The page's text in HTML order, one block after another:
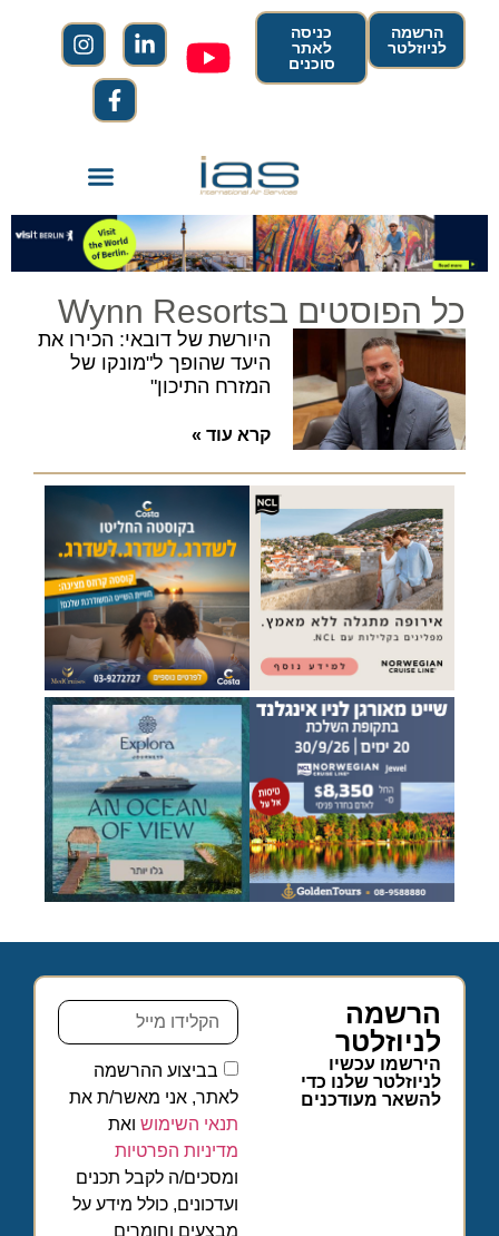
הרשמה
לניוזלטר
כניסה
לאתר
סוכנים
כל הפוסטים בWynn Resorts
היורשת של דובאי: הכירו את
היעד שהופך ל"מונקו של
המזרח התיכון"
קרא עוד »
הרשמה
לניוזלטר
הירשמו עכשיו
לניוזלטר שלנו כדי
להשאר מעודכנים
בביצוע ההרשמה
לאתר, אני מאשר/ת את
תנאי השימוש ואת
מדיניות הפרטיות
ומסכים/ה לקבל תכנים
ועדכונים, כולל מידע על
מבצעים וחומרים